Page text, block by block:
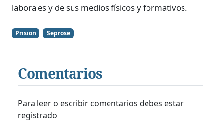
laborales y de sus medios físicos y formativos.
Prisión Seprose
Comentarios
Para leer o escribir comentarios debes estar
registrado